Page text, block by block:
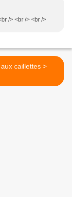
/> <br /> <br />
Tarte aux caillettes >